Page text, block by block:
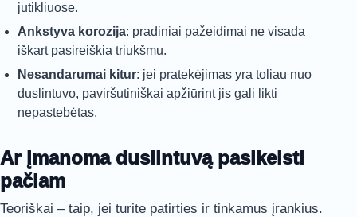
jutikliuose.
Ankstyva korozija: pradiniai pažeidimai ne visada
iškart pasireiškia triukšmu.
Nesandarumai kitur: jei pratekėjimas yra toliau nuo
duslintuvo, paviršutiniškai apžiūrint jis gali likti
nepastebėtas.
Ar įmanoma duslintuvą pasikeisti
pačiam
Teoriškai – taip, jei turite patirties ir tinkamus įrankius.